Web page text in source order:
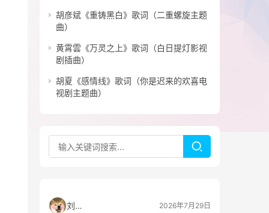
胡彦斌《重铸黑白》歌词（二重螺旋主题
曲）
黄霄雲《万灵之上》歌词（白日提灯影视
剧插曲）
胡夏《感情线》歌词（你是迟来的欢喜电
视剧主题曲）
刘看山 2026年7月29日